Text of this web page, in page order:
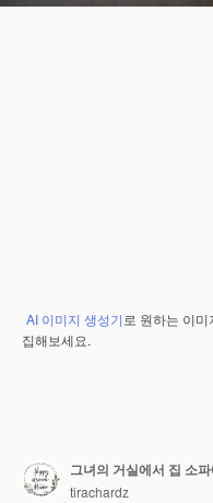
AI 이미지 생성기 로 원하는 이
집해보세요.
tirachardz